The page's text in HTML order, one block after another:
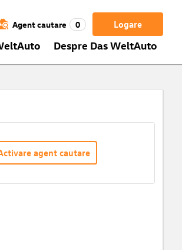
Logare
Agent cautare 0
Despre Das WeltAuto
agent cautare